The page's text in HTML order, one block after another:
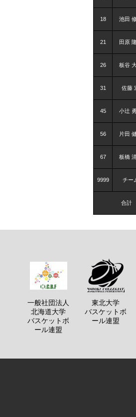
18 池田
21 田原
26 板谷
31 佐藤
45 小辻
56 片田
67 板橋
9999 チー
合計
一般社団法人
北海道大学
バスケットボ
ール連盟
東北大学
バスケットボ
ール連盟